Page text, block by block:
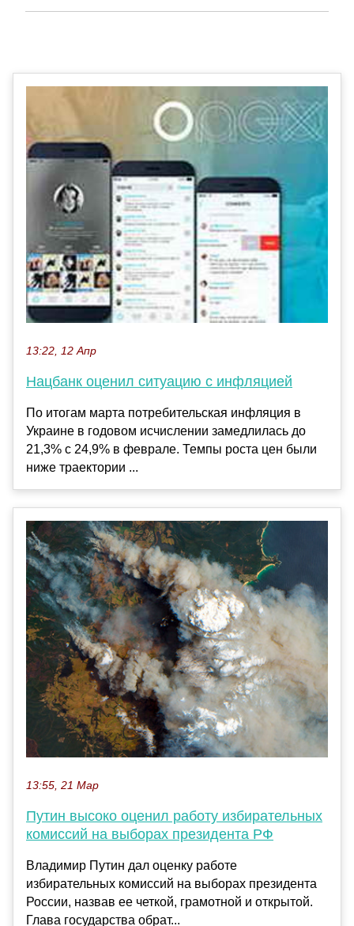
13:22, 12 Апр
Нацбанк оценил ситуацию с инфляцией
По итогам марта потребительская инфляция в
Украине в годовом исчислении замедлилась до
21,3% с 24,9% в феврале. Темпы роста цен были
ниже траектории ...
13:55, 21 Мар
Путин высоко оценил работу избирательных
комиссий на выборах президента РФ
Владимир Путин дал оценку работе
избирательных комиссий на выборах президента
России, назвав ее четкой, грамотной и открытой.
Глава государства обрат...